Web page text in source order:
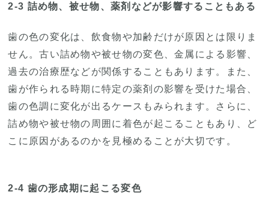
2-3 詰め物、被せ物、薬剤などが影響することもある
歯の色の変化は、飲食物や加齢だけが原因とは限りま
せん。古い詰め物や被せ物の変色、金属による影響、
過去の治療歴などが関係することもあります。また、
歯が作られる時期に特定の薬剤の影響を受けた場合、
歯の色調に変化が出るケースもみられます。さらに、
詰め物や被せ物の周囲に着色が起こることもあり、ど
こに原因があるのかを見極めることが大切です。
2-4 歯の形成期に起こる変色